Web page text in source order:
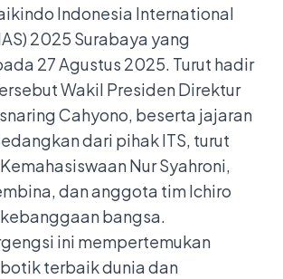
Indonesia International
2025 Surabaya yang
27 Agustus 2025. Turut hadir
Wakil Presiden Direktur
Cahyono, beserta jajaran
dari pihak ITS, turut
Nur Syahroni,
dan anggota tim Ichiro
bangsa.
ini mempertemukan
terbaik dunia dan